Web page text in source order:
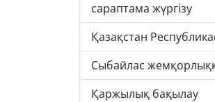
сараптама жүргізу
Қазақстан
Сыбайлас
Қаржылық бақылау